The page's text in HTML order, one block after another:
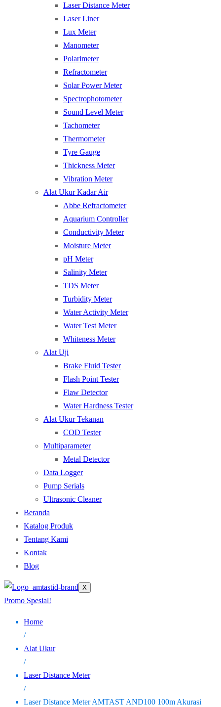
Laser Distance Meter
Laser Liner
Lux Meter
Manometer
Polarimeter
Refractometer
Solar Power Meter
Spectrophotometer
Sound Level Meter
Tachometer
Thermometer
Tyre Gauge
Thickness Meter
Vibration Meter
Alat Ukur Kadar Air
Abbe Refractometer
Aquarium Controller
Conductivity Meter
Moisture Meter
pH Meter
Salinity Meter
TDS Meter
Turbidity Meter
Water Activity Meter
Water Test Meter
Whiteness Meter
Alat Uji
Brake Fluid Tester
Flash Point Tester
Flaw Detector
Water Hardness Tester
Alat Ukur Tekanan
COD Tester
Multiparameter
Metal Detector
Data Logger
Pump Serials
Ultrasonic Cleaner
Beranda
Katalog Produk
Tentang Kami
Kontak
Blog
X
Promo Spesial!
Home
/
Alat Ukur
/
Laser Distance Meter
/
Laser Distance Meter AMTAST AND100 100m Akurasi